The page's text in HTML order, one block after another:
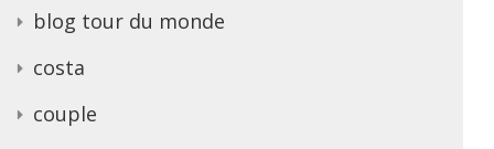
blog tour du monde
costa
couple